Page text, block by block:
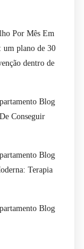
Por Mês Em
um plano de 30
dentro de
Blog
Conseguir
Blog
Terapia
Blog